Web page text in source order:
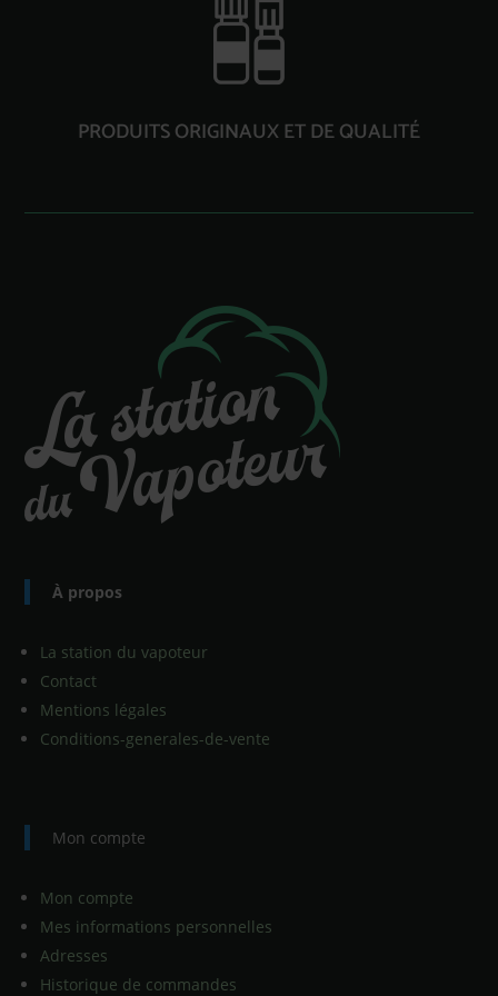
PRODUITS ORIGINAUX ET DE QUALITÉ
À propos
La station du vapoteur
Contact
Mentions légales
Conditions-generales-de-vente
Mon compte
Mon compte
Mes informations personnelles
Adresses
Historique de commandes